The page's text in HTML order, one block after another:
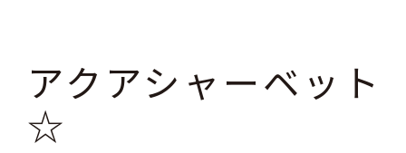
アクアシャーベット
☆